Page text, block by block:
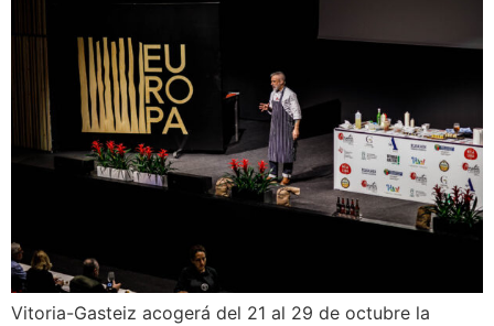
Vitoria-Gasteiz acogerá del 21 al 29 de octubre la